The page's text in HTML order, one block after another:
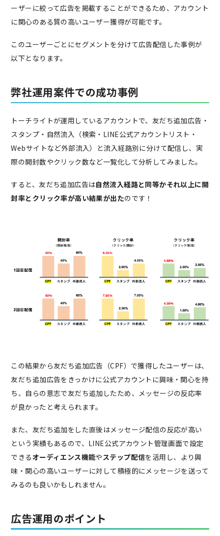
ーザーに絞って広告を掲載することができるため、アカウント
に関心のある質の高いユーザー獲得が可能です。
このユーザーごとにセグメントを分けて広告配信した事例が
以下となります。
弊社運用案件での成功事例
トーチライトが運用しているアカウントで、友だち追加広告 ・
スタンプ ・自然流入（検索・ LINE公式アカウントリスト・
Webサイトなど外部流入）と流入経路別に分けて配信し、実
際の開封数やクリック数など一覧化して分析してみました。
すると、友だち追加広告は自然流入経路と同等かそれ以上に開
封率とクリック率が高い結果が出たのです！
この結果から友だち追加広告（CPF）で獲得したユーザーは、
友だち追加広告をきっかけに公式アカウントに興味・関心を持
ち、自らの意志で友だち追加したため、メッセージの反応率
が良かったと考えられます。
また、友だち追加をした直後はメッセージ配信の反応が高い
という実績もあるので、LINE公式アカウント管理画面で設定
できるオーディエンス機能や ステップ配信を活用し、より興
味・関心の高いユーザーに対して積極的にメッセージを送って
みるのも良いかもしれません。
広告運用のポイント